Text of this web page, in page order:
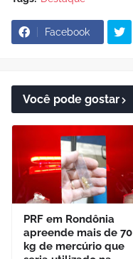
Facebook
Você pode gostar
PRF em Rondônia
apreende mais de 70
kg de mercúrio que